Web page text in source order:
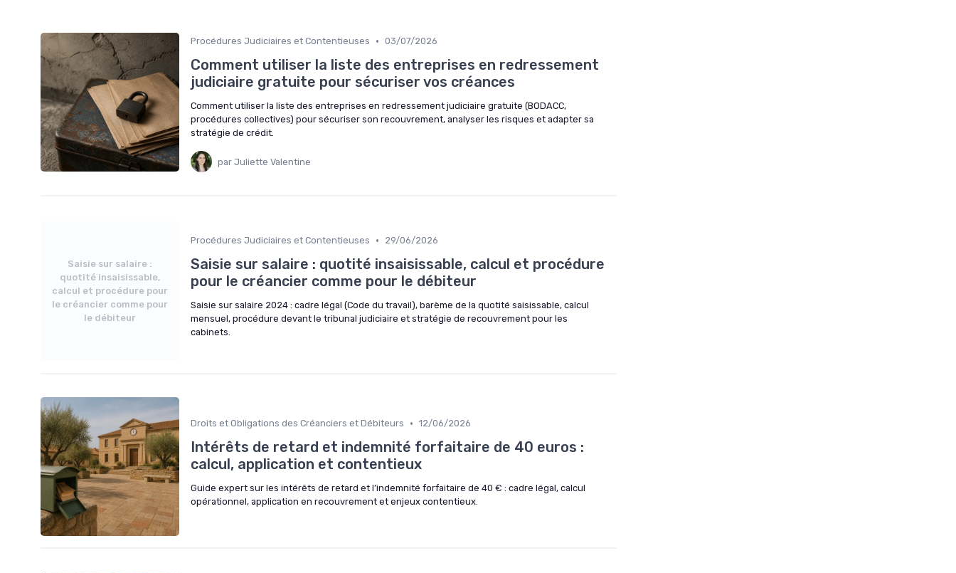
Procédures Judiciaires et Contentieuses • 03/07/2026
Comment utiliser la liste des entreprises en redressement
judiciaire gratuite pour sécuriser vos créances
Comment utiliser la liste des entreprises en redressement judiciaire gratuite (BODACC,
procédures collectives) pour sécuriser son recouvrement, analyser les risques et adapter sa
stratégie de crédit.
par Juliette Valentine
Saisie sur salaire :
quotité insaisissable,
calcul et procédure pour
le créancier comme pour
le débiteur
Procédures Judiciaires et Contentieuses • 29/06/2026
Saisie sur salaire : quotité insaisissable, calcul et procédure
pour le créancier comme pour le débiteur
Saisie sur salaire 2024 : cadre légal (Code du travail), barème de la quotité saisissable, calcul
mensuel, procédure devant le tribunal judiciaire et stratégie de recouvrement pour les
cabinets.
Droits et Obligations des Créanciers et Débiteurs • 12/06/2026
Intérêts de retard et indemnité forfaitaire de 40 euros :
calcul, application et contentieux
Guide expert sur les intérêts de retard et l’indemnité forfaitaire de 40 € : cadre légal, calcul
opérationnel, application en recouvrement et enjeux contentieux.